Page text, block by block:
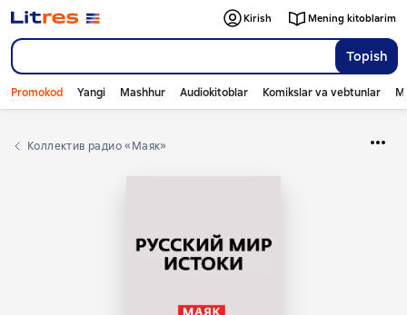
Topish
Kirish Mening kitoblarim
Promokod Yangi Mashhur Audiokitoblar Komikslar va vebtunlar
Коллектив радио «Маяк»